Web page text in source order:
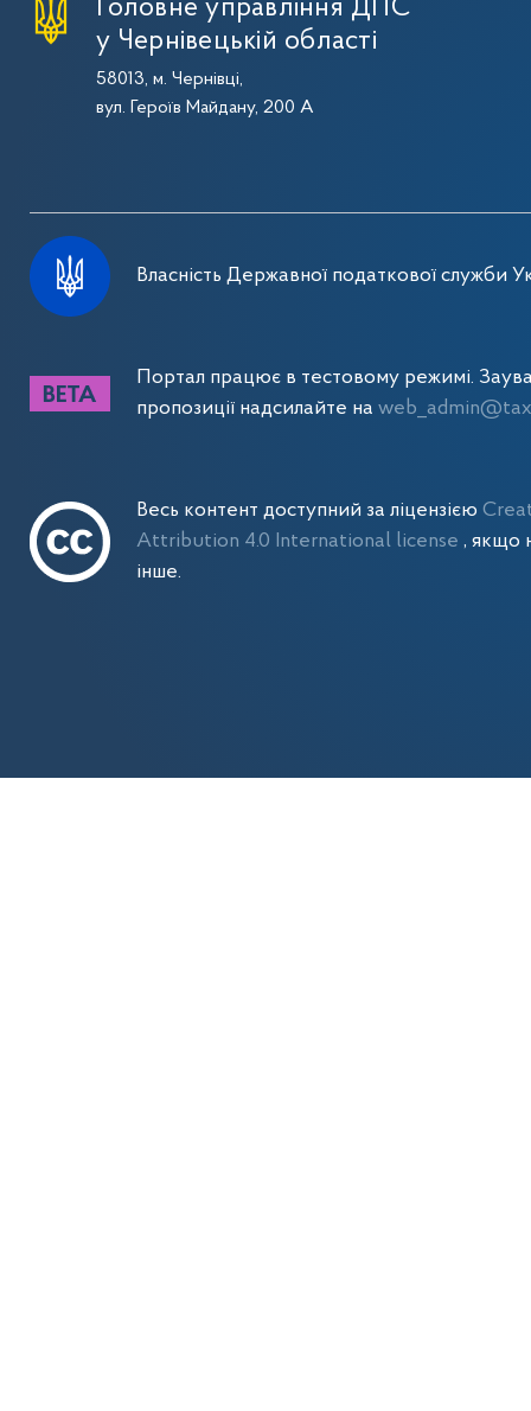
Головне управління ДПС
у Чернівецькій області
58013, м. Чернівці,
вул. Героїв Майдану, 200 А
Власність Державної податкової служби
Портал працює в тестовому режимі.
пропозиції надсилайте на
Весь контент доступний за ліцензією
Attribution 4.0 International license , якщо
інше.